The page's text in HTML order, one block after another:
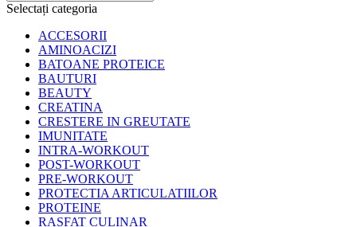
Selectați categoria
ACCESORII
AMINOACIZI
BATOANE PROTEICE
BAUTURI
BEAUTY
CREATINA
CRESTERE IN GREUTATE
IMUNITATE
INTRA-WORKOUT
POST-WORKOUT
PRE-WORKOUT
PROTECTIA ARTICULATIILOR
PROTEINE
RASFAT CULINAR